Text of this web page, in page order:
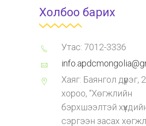
Холбоо барих
Утас: 7012-3336
Хаяг: Баянгол дүүрэг,
хороо, “Хөгжлийн
бэрхшээлтэй
сэргээн засах